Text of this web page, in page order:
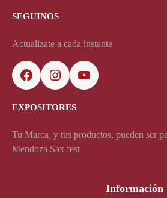
SEGUINOS
Actualizate a cada instante
EXPOSITORES
Tu Marca, y tus productos, pueden ser
Mendoza Sax fest
Información